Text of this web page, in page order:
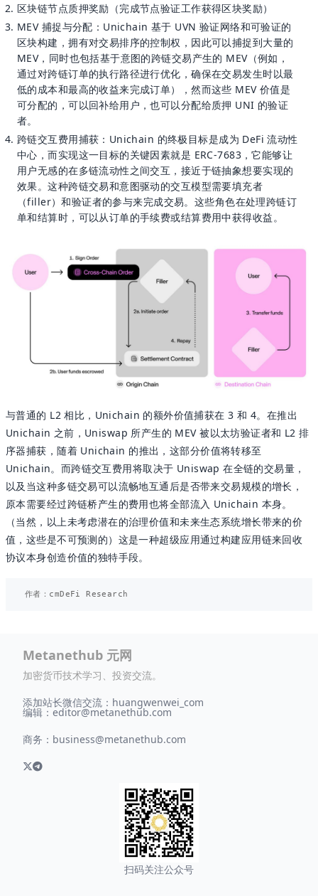
区块链节点质押奖励（完成节点验证工作获得区块奖励）
MEV 捕捉与分配：Unichain 基于 UVN 验证网络和可验证的
区块构建，拥有对交易排序的控制权，因此可以捕捉到大量的
MEV，同时也包括基于意图的跨链交易产生的 MEV（例如，
通过对跨链订单的执行路径进行优化，确保在交易发生时以最
低的成本和最高的收益来完成订单），然而这些 MEV 价值是
可分配的，可以回补给用户，也可以分配给质押 UNI 的验证
者。
跨链交互费用捕获：Unichain 的终极目标是成为 DeFi 流动性
中心，而实现这一目标的关键因素就是 ERC-7683，它能够让
用户无感的在多链流动性之间交互，接近于链抽象想要实现的
效果。这种跨链交易和意图驱动的交互模型需要填充者
（filler）和验证者的参与来完成交易。这些角色在处理跨链订
单和结算时，可以从订单的手续费或结算费用中获得收益。
与普通的 L2 相比，Unichain 的额外价值捕获在 3 和 4。在推出
Unichain 之前，Uniswap 所产生的 MEV 被以太坊验证者和 L2 排
序器捕获，随着 Unichain 的推出，这部分价值将转移至
Unichain。而跨链交互费用将取决于 Uniswap 在全链的交易量，
以及当这种多链交易可以流畅地互通后是否带来交易规模的增长，
原本需要经过跨链桥产生的费用也将全部流入 Unichain 本身。
（当然，以上未考虑潜在的治理价值和未来生态系统增长带来的价
值，这些是不可预测的）这是一种超级应用通过构建应用链来回收
协议本身创造价值的独特手段。
Metanethub 元网
加密货币技术学习、投资交流。
添加站长微信交流：huangwenwei_com
编辑：editor@metanethub.com
商务： business@metanethub.com
扫码关注公众号